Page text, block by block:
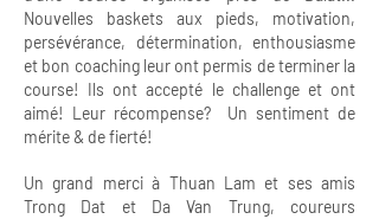
Nouvelles baskets aux pieds, motivation,
persévérance, détermination, enthousiasme
et bon coaching leur ont permis de terminer la
course! Ils ont accepté le challenge et ont
aimé! Leur récompense? Un sentiment de
mérite & de fierté!
Un grand merci à Thuan Lam et ses amis
Trong Dat et Da Van Trung, coureurs